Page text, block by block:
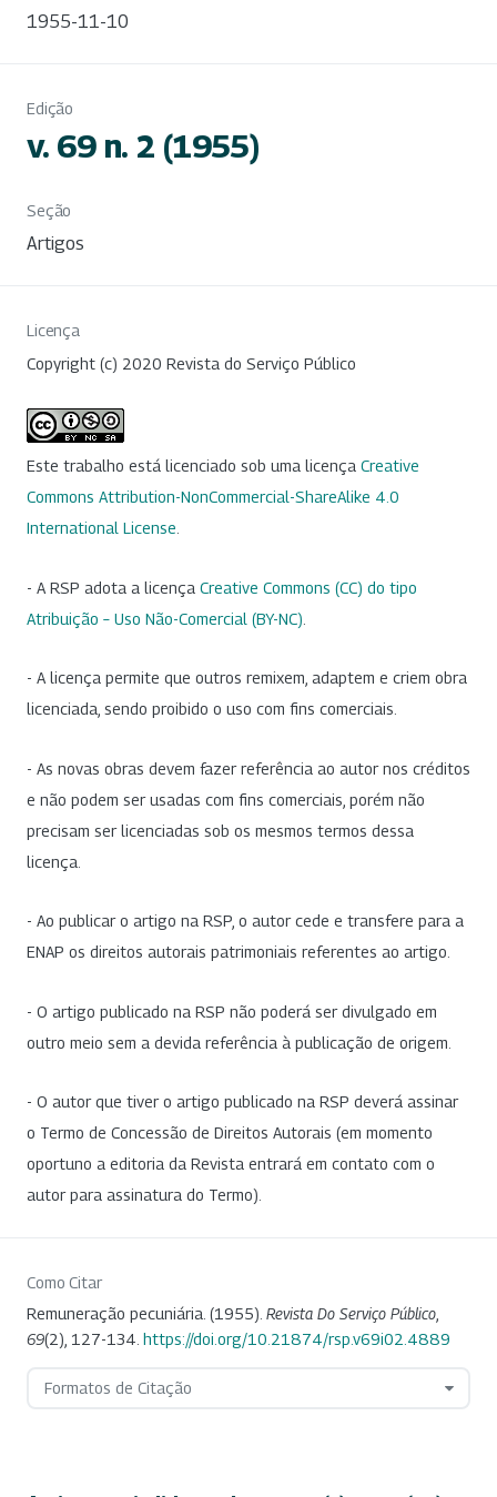
1955-11-10
Edição
v. 69 n. 2 (1955)
Seção
Artigos
Licença
Copyright (c) 2020 Revista do Serviço Público
Este trabalho está licenciado sob uma licença Creative
Commons Attribution-NonCommercial-ShareAlike 4.0
International License
- A RSP adota a licença Creative Commons (CC) do tipo
Atribuição – Uso Não-Comercial (BY-NC)
- A licença permite que outros remixem, adaptem e criem obra
licenciada, sendo proibido o uso com fins comerciais.
- As novas obras devem fazer referência ao autor nos créditos
e não podem ser usadas com fins comerciais, porém não
precisam ser licenciadas sob os mesmos termos dessa
licença.
- Ao publicar o artigo na RSP, o autor cede e transfere para a
ENAP os direitos autorais patrimoniais referentes ao artigo.
- O artigo publicado na RSP não poderá ser divulgado em
outro meio sem a devida referência à publicação de origem.
- O autor que tiver o artigo publicado na RSP deverá assinar
o Termo de Concessão de Direitos Autorais (em momento
oportuno a editoria da Revista entrará em contato com o
autor para assinatura do Termo).
Como Citar
Remuneração pecuniária. (1955). Revista Do Serviço Público,
69(2), 127-134. https://doi.org/10.21874/rsp.v69i02.4889
Formatos de Citação